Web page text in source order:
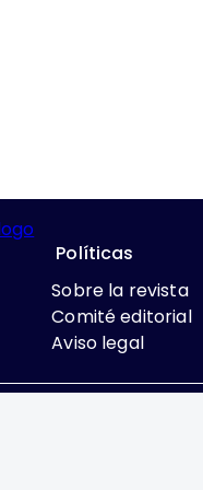
Políticas
Sobre la revista
Comité editorial
Aviso legal